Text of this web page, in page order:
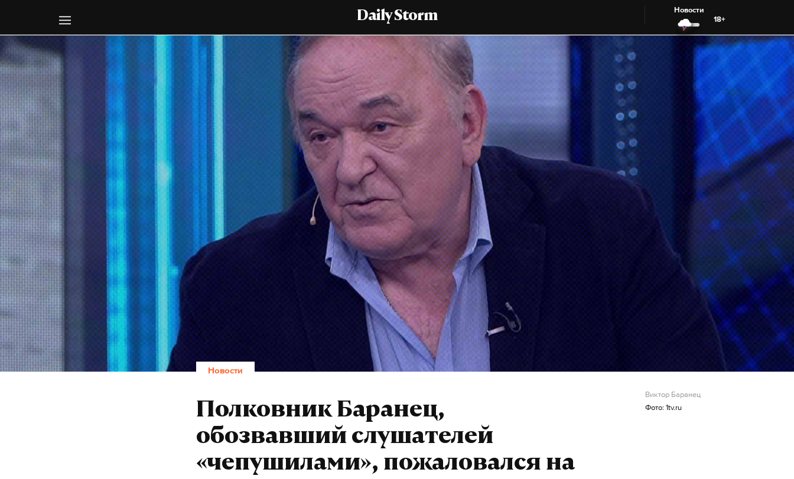
Daily Storm
Новости
18+
Новости
Полковник Баранец,
обозвавший слушателей
«чепушилами», пожаловался на
Виктор Баранец
Фото: 1tv.ru